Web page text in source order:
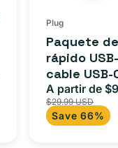
Plug
Paquete
rápido
cable USB-
adaptador
para
iPad y más.
Precio
de
oferta
A partir de
$29.99 USD
Save 66%